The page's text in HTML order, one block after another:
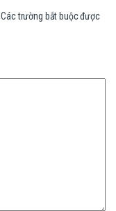
Các trường bắt buộc được